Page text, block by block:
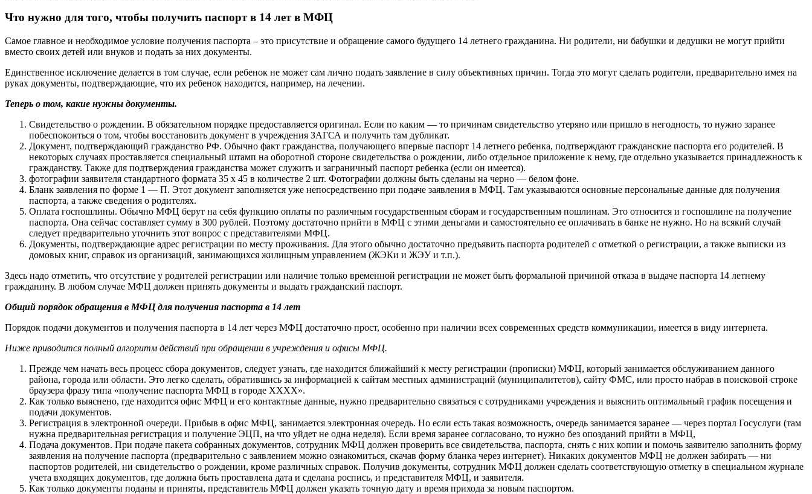
Что нужно для того, чтобы получить паспорт в 14 лет в МФЦ
Самое главное и необходимое условие получения паспорта – это присутствие и обращение самого будущего 14 летнего гражданина. Ни родители, ни бабушки и дедушки не могут прийти
вместо своих детей или внуков и подать за них документы.
Единственное исключение делается в том случае, если ребенок не может сам лично подать заявление в силу объективных причин. Тогда это могут сделать родители, предварительно имея на
руках документы, подтверждающие, что их ребенок находится, например, на лечении.
Теперь о том, какие нужны документы.
Свидетельство о рождении. В обязательном порядке предоставляется оригинал. Если по каким — то причинам свидетельство утеряно или пришло в негодность, то нужно заранее
побеспокоиться о том, чтобы восстановить документ в учреждения ЗАГСА и получить там дубликат.
Документ, подтверждающий гражданство РФ. Обычно факт гражданства, получающего впервые паспорт 14 летнего ребенка, подтверждают гражданские паспорта его родителей. В
некоторых случаях проставляется специальный штамп на оборотной стороне свидетельства о рождении, либо отдельное приложение к нему, где отдельно указывается принадлежность к
гражданству. Также для подтверждения гражданства может служить и заграничный паспорт ребенка (если он имеется).
фотографии заявителя стандартного формата 35 х 45 в количестве 2 шт. Фотографии должны быть сделаны на черно — белом фоне.
Бланк заявления по форме 1 — П. Этот документ заполняется уже непосредственно при подаче заявления в МФЦ. Там указываются основные персональные данные для получения
паспорта, а также сведения о родителях.
Оплата госпошлины. Обычно МФЦ берут на себя функцию оплаты по различным государственным сборам и государственным пошлинам. Это относится и госпошлине на получение
паспорта. Она сейчас составляет сумму в 300 рублей. Поэтому достаточно прийти в МФЦ с этими деньгами и самостоятельно ее оплачивать в банке не нужно. Но на всякий случай
следует предварительно уточнить этот вопрос с представителями МФЦ.
Документы, подтверждающие адрес регистрации по месту проживания. Для этого обычно достаточно предъявить паспорта родителей с отметкой о регистрации, а также выписки из
домовых книг, справок из организаций, занимающихся жилищным управлением (ЖЭКи и ЖЭУ и т.п.).
Здесь надо отметить, что отсутствие у родителей регистрации или наличие только временной регистрации не может быть формальной причиной отказа в выдаче паспорта 14 летнему
гражданину. В любом случае МФЦ должен принять документы и выдать гражданский паспорт.
Общий порядок обращения в МФЦ для получения паспорта в 14 лет
Порядок подачи документов и получения паспорта в 14 лет через МФЦ достаточно прост, особенно при наличии всех современных средств коммуникации, имеется в виду интернета.
Ниже приводится полный алгоритм действий при обращении в учреждения и офисы МФЦ.
Прежде чем начать весь процесс сбора документов, следует узнать, где находится ближайший к месту регистрации (прописки) МФЦ, который занимается обслуживанием данного
района, города или области. Это легко сделать, обратившись за информацией к сайтам местных администраций (муниципалитетов), сайту ФМС, или просто набрав в поисковой строке
браузера фразу типа «получение паспорта МФЦ в городе ХХХХ».
Как только выяснено, где находится офис МФЦ и его контактные данные, нужно предварительно связаться с сотрудниками учреждения и выяснить оптимальный график посещения и
подачи документов.
Регистрация в электронной очереди. Прибыв в офис МФЦ, занимается электронная очередь. Но если есть такая возможность, очередь занимается заранее — через портал Госуслуги (там
нужна предварительная регистрация и получение ЭЦП, на что уйдет не одна неделя). Если время заранее согласовано, то нужно без опозданий прийти в МФЦ,
Подача документов. При подаче пакета собранных документов, сотрудник МФЦ должен проверить все свидетельства, паспорта, снять с них копии и помочь заявителю заполнить форму
заявления на получение паспорта (предварительно с заявлением можно ознакомиться, скачав форму бланка через интернет). Никаких документов МФЦ не должен забирать — ни
паспортов родителей, ни свидетельство о рождении, кроме различных справок. Получив документы, сотрудник МФЦ должен сделать соответствующую отметку в специальном журнале
учета входящих документов, где должна быть проставлена дата и сделана роспись, и представителя МФЦ, и заявителя.
Как только документы поданы и приняты, представитель МФЦ должен указать точную дату и время прихода за новым паспортом.